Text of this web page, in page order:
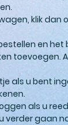
klik dan
en
toevoegen.
als u bent
als u
gaan